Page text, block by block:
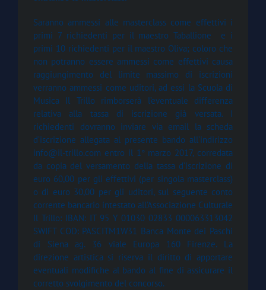
Saranno ammessi alle masterclass come effettivi i
primi 7 richiedenti per il maestro Taballione e i
primi 10 richiedenti per il maestro Oliva; coloro che
non potranno essere ammessi come effettivi causa
raggiungimento del limite massimo di iscrizioni
verranno ammessi come uditori, ad essi la Scuola di
Musica Il Trillo rimborserà l’eventuale differenza
relativa alla tassa di iscrizione già versata. I
richiedenti dovranno inviare via email la scheda
d’iscrizione allegata al presente bando all’indirizzo
info@il-trillo.com entro il 1° marzo 2017, corredata
da copia del versamento della tassa d’iscrizione di
euro 60,00 per gli effettivi (per singola masterclass)
o di euro 30,00 per gli uditori, sul seguente conto
corrente bancario intestato all’Associazione Culturale
Il Trillo: IBAN: IT 95 Y 01030 02833 000063313042
SWIFT COD: PASCITM1W31 Banca Monte dei Paschi
di Siena ag. 36 viale Europa 160 Firenze. La
direzione artistica si riserva il diritto di apportare
eventuali modifiche al bando al fine di assicurare il
corretto svolgimento del concorso.